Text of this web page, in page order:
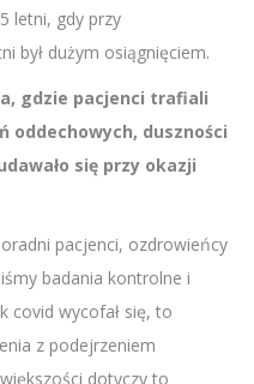
letni, gdy przy
był dużym osiągnięciem.
gdzie pacjenci trafiali
oddechowych, duszności
się przy okazji
pacjenci, ozdrowieńcy
badania kontrolne i
covid wycofał się, to
z podejrzeniem
dotyczy to